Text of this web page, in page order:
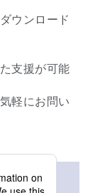
ウンロード
支援が可能
軽にお問い
）